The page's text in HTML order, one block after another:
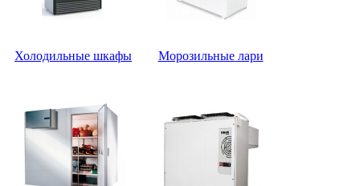
Холодильные шкафы Морозильные лари